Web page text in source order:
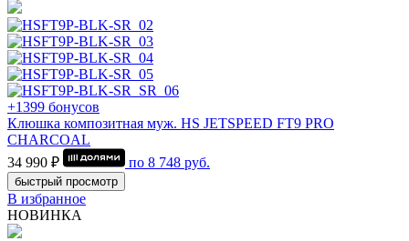
+1399 бонусов
Клюшка композитная муж. HS JETSPEED FT9 PRO
CHARCOAL
34 990 ₽
по 8 748 руб.
быстрый просмотр
В избранное
НОВИНКА